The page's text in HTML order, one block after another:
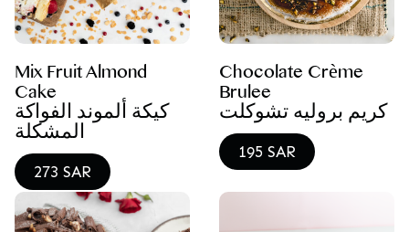
Mix Fruit Almond
Cake
كيكة ألموند الفواكة
المشكلة
273 SAR
Chocolate Crème
Brulee
كريم بروليه تشوكلت
195 SAR